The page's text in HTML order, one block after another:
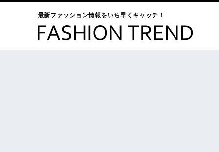
最新ファッション情報をいち早くキャッチ！